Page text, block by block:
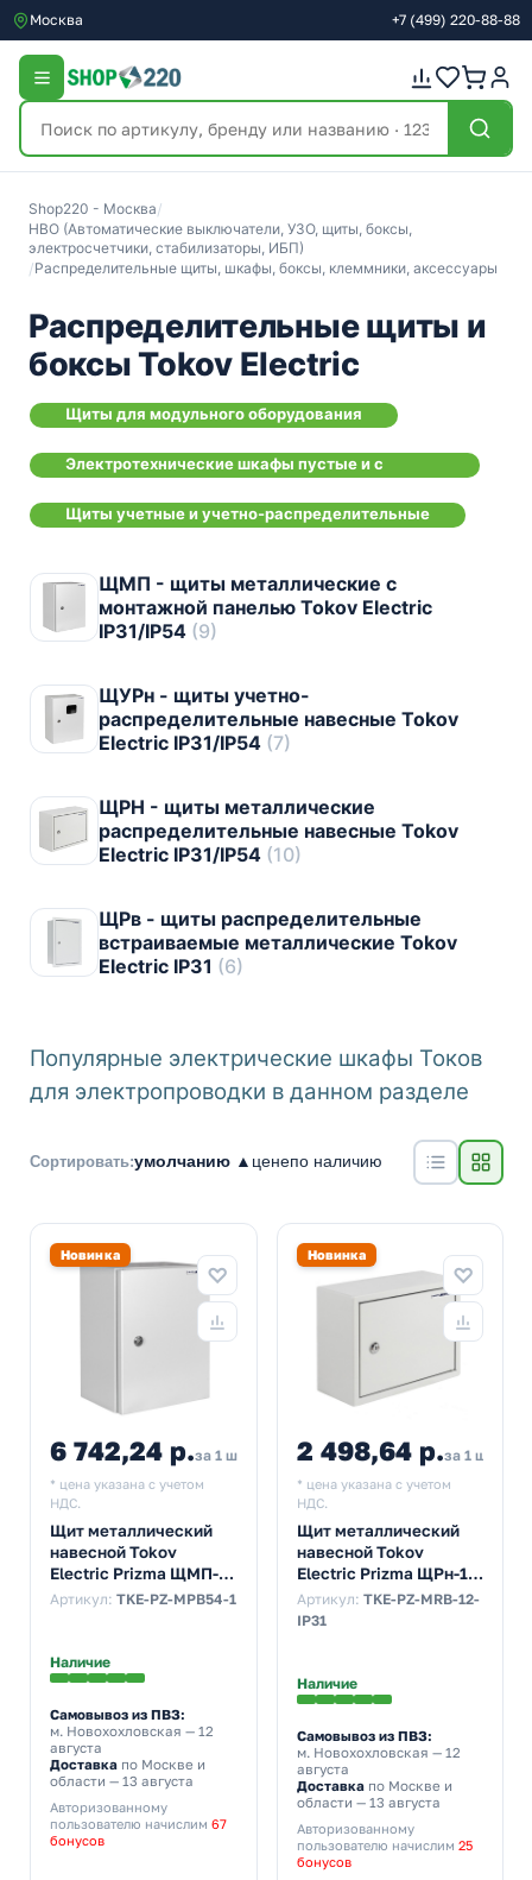
Москва +7 (499) 220-88-88
Shop220 - Москва/
НВО (Автоматические выключатели, УЗО, щиты, боксы,
электросчетчики, стабилизаторы, ИБП)
/Распределительные щиты, шкафы, боксы, клеммники, аксессуары
Распределительные щиты и
боксы Tokov Electric
Щиты для модульного оборудования
Электротехнические шкафы пустые и с
Щиты учетные и учетно-распределительные
ЩМП - щиты металлические с
монтажной панелью Tokov Electric
IP31/IP54 (9)
ЩУРн - щиты учетно-
распределительные навесные Tokov
Electric IP31/IP54 (7)
ЩРН - щиты металлические
распределительные навесные Tokov
Electric IP31/IP54 (10)
ЩРв - щиты распределительные
встраиваемые металлические Tokov
Electric IP31 (6)
Популярные электрические шкафы Токов
для электропроводки в данном разделе
Сортировать:умолчанию ▲ ценепо наличию
Новинка
6 742,24 р.за 1 шт
* цена указана с учетом
НДС.
Щит металлический
навесной Tokov
Electric Prizma ЩМП-1
400х310х220 с
Артикул: TKE-PZ-MPB54-1
Наличие
Самовывоз из ПВЗ:
м. Новохохловская — 12
августа
Доставка по Москве и
области — 13 августа
Авторизованному
пользователю начислим 67
бонусов
Новинка
2 498,64 р.за 1 шт
* цена указана с учетом
НДС.
Щит металлический
навесной Tokov
Electric Prizma ЩРн-12
12м 220х300х120 с
Din-рейкой IP31 серый
Артикул: TKE-PZ-MRB-12-
IP31
Наличие
Самовывоз из ПВЗ:
м. Новохохловская — 12
августа
Доставкапо Москве и
области — 13 августа
Авторизованному
пользователю начислим 25
бонусов